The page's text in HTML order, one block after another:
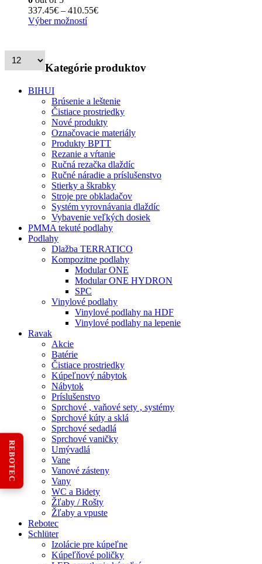
si
môžete
vybrať
337.45€ – 410.55€Price
Výber možnostíTento
variantov.
Možnosti
vybrať
na
stránke
produktu.
Kategórie produktov
BIHUI
Brúsenie a leštenie
Čistiace prostriedky
Nové produkty
Označovacie materiály
Produkty BPTT
Rezanie a vŕtanie
Ručná rezačka dlaždíc
Ručné náradie a príslušenstvo
Stierky a škrabky
Stroje pre obkladačov
Systém vyrovnávania dlaždíc
Vybavenie veľkých dosiek
PMMA tekuté podlahy
Podlahy
Dlažba TERRATICO
Kompozitne podlahy
Modular ONE
Modular ONE HYDRON
SPC
Vinylové podlahy
Vinylové podlahy na HDF
Vinylové podlahy na lepenie
Ravak
Akcie
Batérie
Čistiace prostriedky
Kúpeľnový nábytok
Nábytok
Príslušenstvo
Sprchové , vaňové sety , systémy
Sprchové kúty a sklá
Sprchové sedadlá
Sprchové vaničky
Umývadlá
Vane
Vanové zásteny
Vany
WC a Bidety
Žľaby / Rošty
Žľaby a vpuste
Rebotec
Schlüter
Izolácie pre kúpeľne
Kúpeľňové poličky
REBOTEC